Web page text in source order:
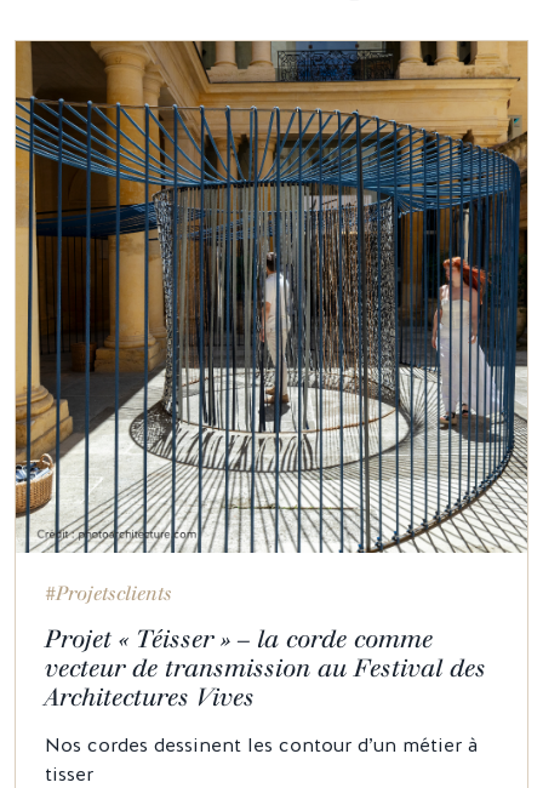
#Projetsclients
Projet « Téisser » – la corde comme
vecteur de transmission au Festival des
Architectures Vives
Nos cordes dessinent les contour d’un métier à
tisser